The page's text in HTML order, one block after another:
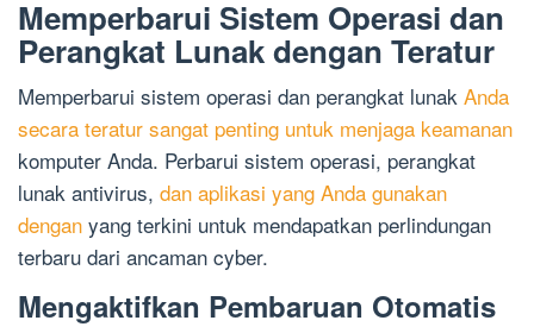
Memperbarui Sistem Operasi dan
Perangkat Lunak dengan Teratur
Memperbarui sistem operasi dan perangkat lunak Anda
secara teratur sangat penting untuk menjaga keamanan
komputer Anda. Perbarui sistem operasi, perangkat
lunak antivirus, dan aplikasi yang Anda gunakan
dengan yang terkini untuk mendapatkan perlindungan
terbaru dari ancaman cyber.
Mengaktifkan Pembaruan Otomatis